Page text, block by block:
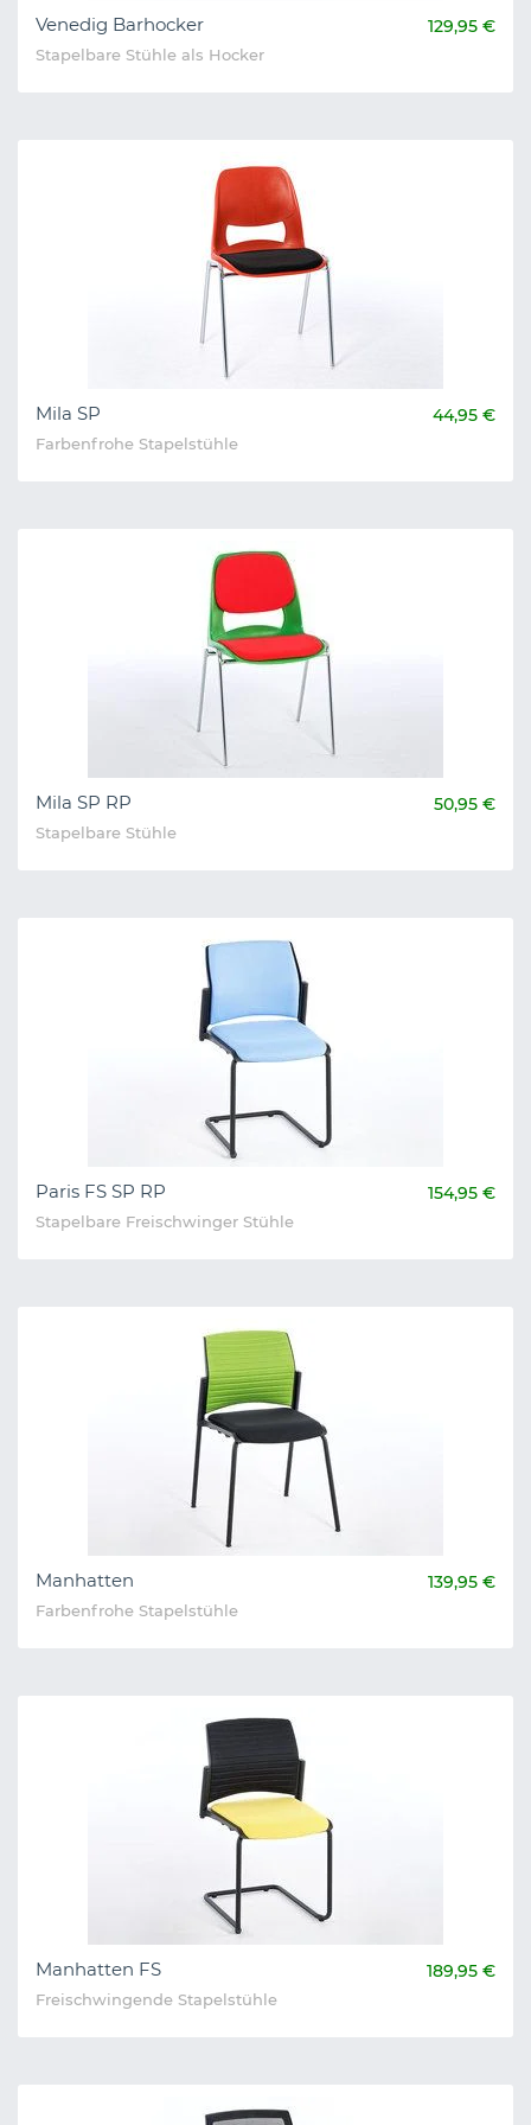
Venedig Barhocker 129,95 €
Stapelbare Stühle als Hocker
Mila SP 44,95 €
Farbenfrohe Stapelstühle
Mila SP RP 50,95 €
Stapelbare Stühle
Paris FS SP RP 154,95 €
Stapelbare Freischwinger Stühle
Manhatten 139,95 €
Farbenfrohe Stapelstühle
Manhatten FS 189,95 €
Freischwingende Stapelstühle